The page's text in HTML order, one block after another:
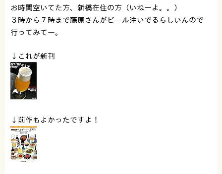
お時間空いてた方、新橋在住の方（いねーよ。。）
３時から７時まで藤原さんがビール注いでるらしいんので
行ってみてー。
↓これが新刊
↓前作もよかったですよ！